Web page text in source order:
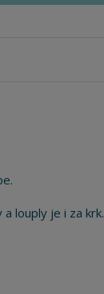
louply je i za krk.